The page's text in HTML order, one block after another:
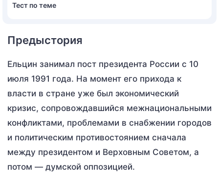
Тест по теме
Предыстория
Ельцин занимал пост президента России с 10
июля 1991 года. На момент его прихода к
власти в стране уже был экономический
кризис, сопровождавшийся межнациональными
конфликтами, проблемами в снабжении городов
и политическим противостоянием сначала
между президентом и Верховным Советом, а
потом — думской оппозицией.